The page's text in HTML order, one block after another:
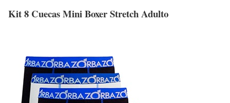
Kit 8 Cuecas Mini Boxer Stretch Adulto